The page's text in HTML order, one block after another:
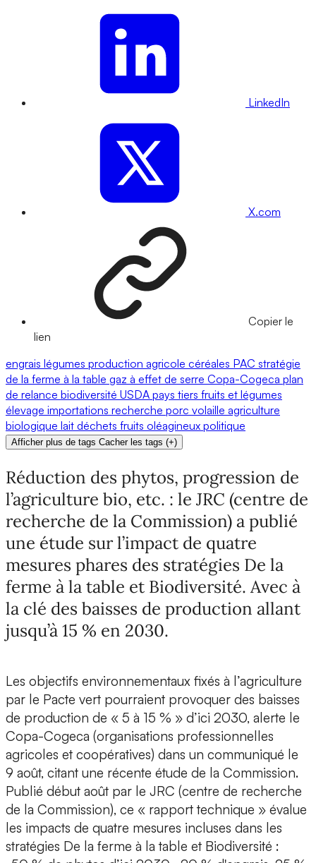
LinkedIn
X.com
Copier le
lien
engrais légumes production agricole céréales PAC stratégie
de la ferme à la table gaz à effet de serre Copa-Cogeca plan
de relance biodiversité USDA pays tiers fruits et légumes
élevage importations recherche porc volaille agriculture
biologique lait déchets fruits oléagineux politique
Afficher plus de tags Cacher les tags (+)
Réduction des phytos, progression de
l’agriculture bio, etc. : le JRC (centre de
recherche de la Commission) a publié
une étude sur l’impact de quatre
mesures phares des stratégies De la
ferme à la table et Biodiversité. Avec à
la clé des baisses de production allant
jusqu’à 15 % en 2030.
Les objectifs environnementaux fixés à l’agriculture
par le Pacte vert pourraient provoquer des baisses
de production de « 5 à 15 % » d’ici 2030, alerte le
Copa-Cogeca (organisations professionnelles
agricoles et coopératives) dans un communiqué le
9 août, citant une récente étude de la Commission.
Publié début août par le JRC (centre de recherche
de la Commission), ce « rapport technique » évalue
les impacts de quatre mesures incluses dans les
stratégies De la ferme à la table et Biodiversité :